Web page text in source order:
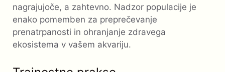
nagrajujoče, a zahtevno. Nadzor populacije je
enako pomemben za preprečevanje
prenatrpanosti in ohranjanje zdravega
ekosistema v vašem akvariju.